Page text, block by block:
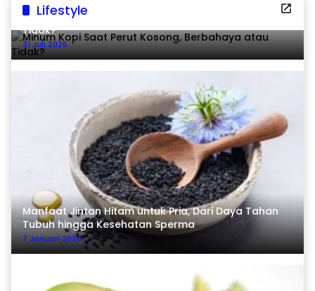
Lifestyle
Minum Kopi Saat Perut Kosong, Berbahaya atau
Tidak?
31 Juli 2026
Manfaat Jintan Hitam untuk Pria, Dari Daya Tahan
Tubuh hingga Kesehatan Sperma
7 Januari 2026